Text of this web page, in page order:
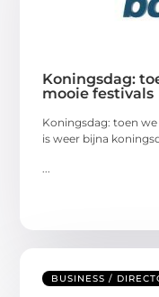
Koningsdag:
mooie festivals
Koningsdag: toen
is weer bijna
BUSINESS /